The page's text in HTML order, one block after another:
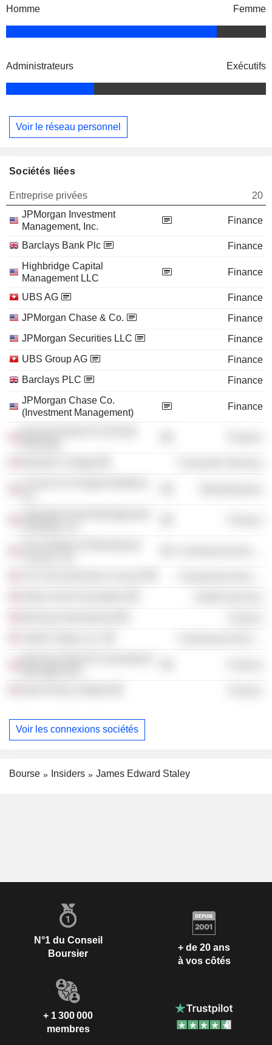
Homme Femme
Administrateurs Exécutifs
Voir le réseau personnel
Sociétés liées
Entreprise privées
20
JPMorgan Investment
Management, Inc.
Finance
Barclays Bank Plc
Finance
Highbridge Capital
Management LLC
Finance
UBS AG
Finance
JPMorgan Chase & Co.
Finance
JPMorgan Securities LLC
Finance
UBS Group AG
Finance
Barclays PLC
Finance
JPMorgan Chase Co.
(Investment Management)
Finance
Voir les connexions sociétés
Bourse Insiders James Edward Staley
N°1 du Conseil
Boursier
+ de 20 ans
à vos côtés
+ 1 300 000
membres